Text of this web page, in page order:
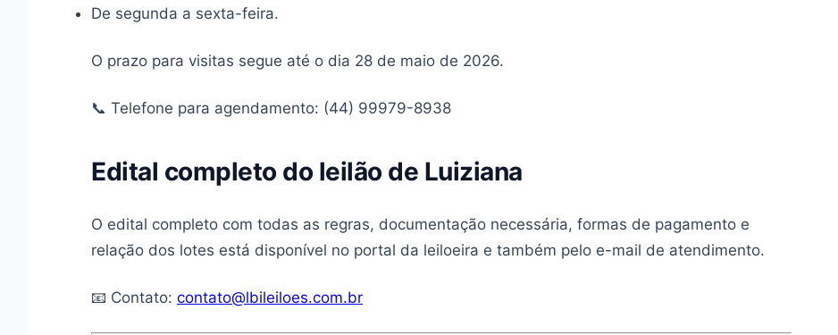
De segunda a sexta-feira.
O prazo para visitas segue até o dia 28 de maio de 2026.
📞 Telefone para agendamento: (44) 99979-8938
Edital completo do leilão de Luiziana
O edital completo com todas as regras, documentação necessária, formas de pagamento e
relação dos lotes está disponível no portal da leiloeira e também pelo e-mail de atendimento.
📧 Contato: contato@lbileiloes.com.br